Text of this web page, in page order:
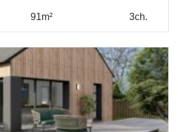
91m² 3ch.